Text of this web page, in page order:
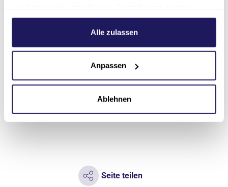
Weitere Informationen hierzu finden Sie in unserer
.Alle zulassen
Anpassen
Ablehnen
Seite teilen